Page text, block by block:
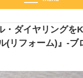
ダイヤリングを
(リフォーム)』-ブ